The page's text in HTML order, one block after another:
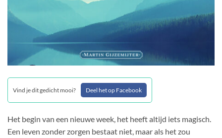
Vind je dit gedicht mooi? Deel het op Facebook
Het begin van een nieuwe week, het heeft altijd iets magisch.
Een leven zonder zorgen bestaat niet, maar als het zou